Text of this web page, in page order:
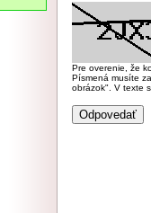
Pre overenie, že
Písmená musíte
obrázok". V texte